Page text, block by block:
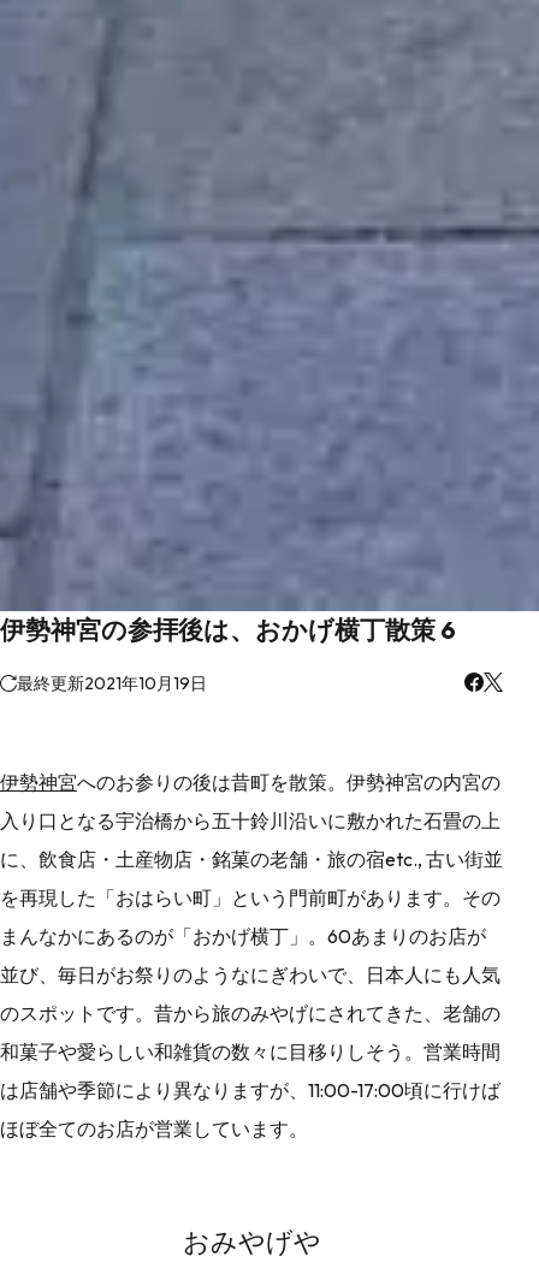
伊勢神宮の参拝後は、おかげ横丁散策 6
最終更新2021年10月19日
伊勢神宮へのお参りの後は昔町を散策。伊勢神宮の内宮の
入り口となる宇治橋から五十鈴川沿いに敷かれた石畳の上
に、飲食店・土産物店・銘菓の老舗・旅の宿etc., 古い街並
を再現した「おはらい町」という門前町があります。その
まんなかにあるのが「おかげ横丁」。60あまりのお店が
並び、毎日がお祭りのようなにぎわいで、日本人にも人気
のスポットです。昔から旅のみやげにされてきた、老舗の
和菓子や愛らしい和雑貨の数々に目移りしそう。営業時間
は店舗や季節により異なりますが、11:00-17:00頃に行けば
ほぼ全てのお店が営業しています。
おみやげや